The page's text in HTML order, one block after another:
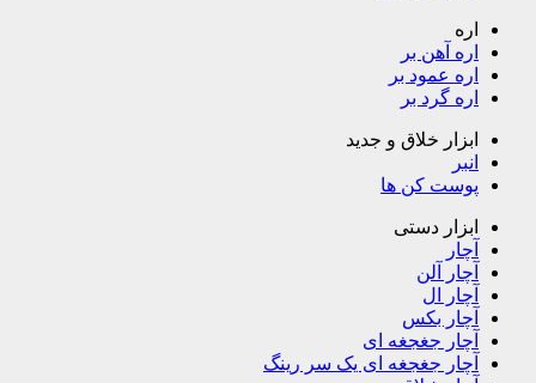
اره
اره آهن بر
اره عمود بر
اره گرد بر
ابزار خلاق و جدید
انبر
پوست کن ها
ابزار دستی
آچار
آچار آلن
آچار ال
آچار بکس
آچار جغجغه ای
آچار جغجغه ای یک سر رینگ